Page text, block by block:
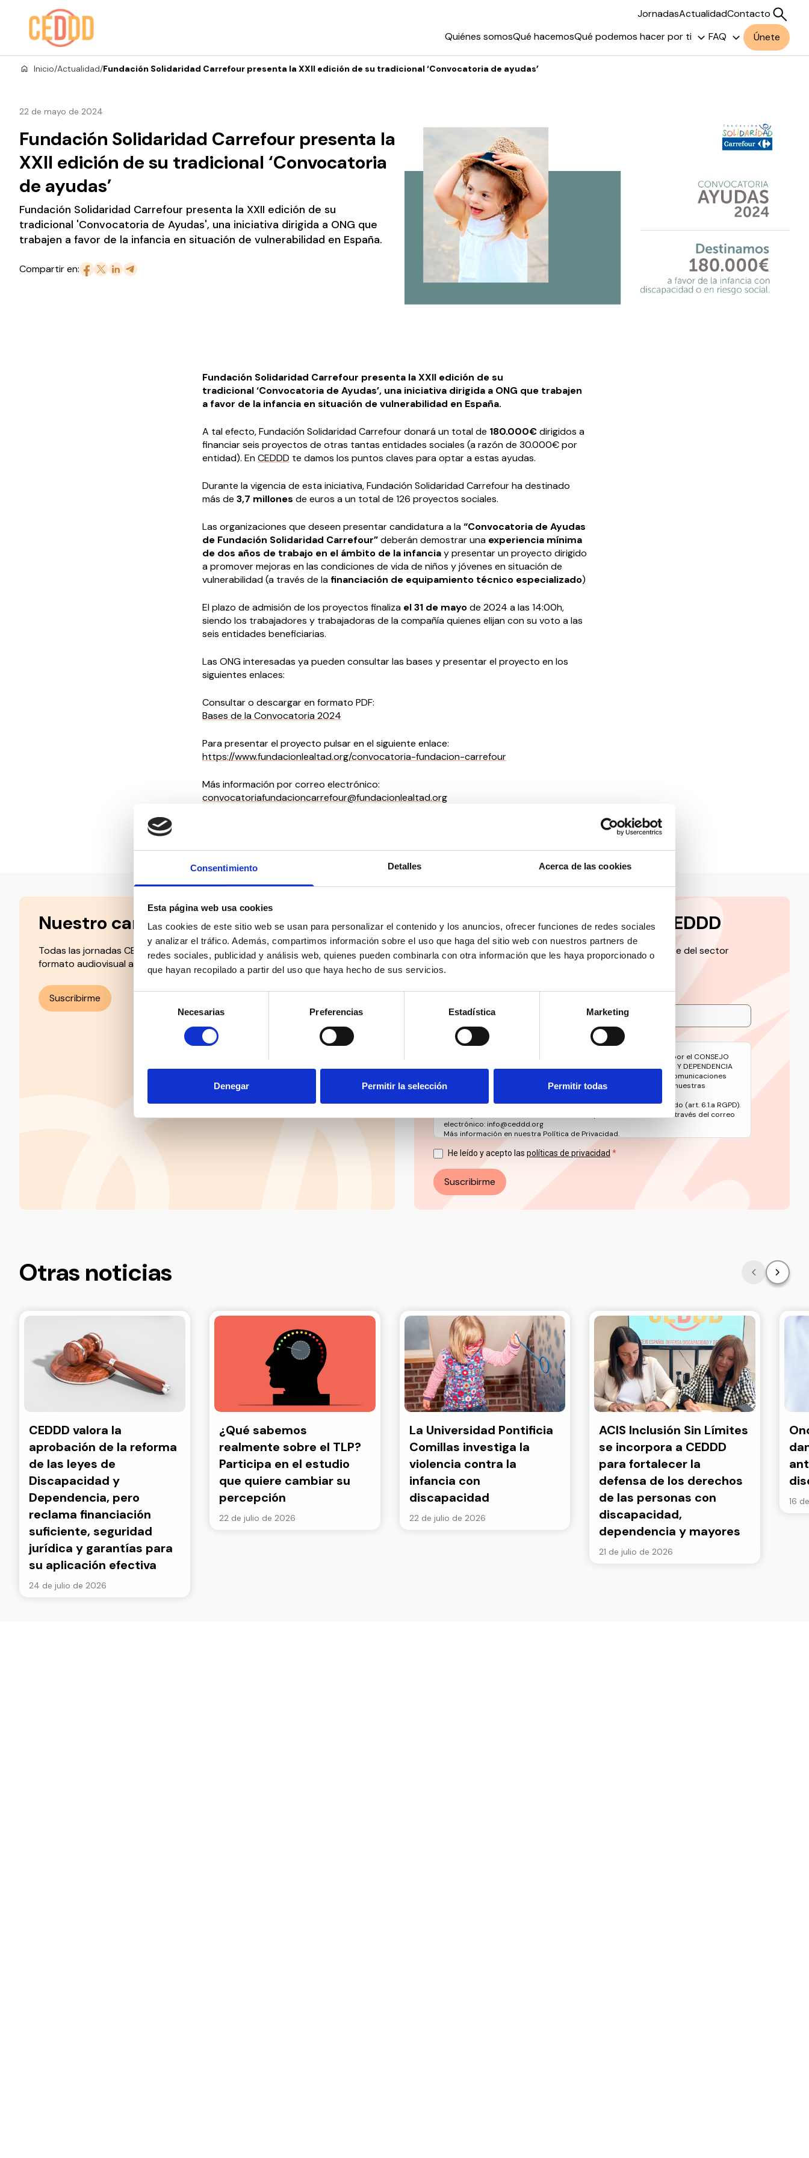
Consentimiento Detalles Acerca de las cookies
Esta página web usa cookies
Las cookies de este sitio web se usan para personalizar el contenido y los anuncios, ofrecer funciones de redes sociales
y analizar el tráfico. Además, compartimos información sobre el uso que haga del sitio web con nuestros partners de
redes sociales, publicidad y análisis web, quienes pueden combinarla con otra información que les haya proporcionado o
que hayan recopilado a partir del uso que haya hecho de sus servicios.
consentimiento
Necesarias Preferencias Estadística Marketing
Denegar Permitir la selección Permitir todas
Saltar al contenido
JornadasActualidadContacto
Quiénes somosQué hacemosQué podemos hacer por ti FAQ Únete
Inicio/Actualidad/Fundación Solidaridad Carrefour presenta la XXII edición de su tradicional ‘Convocatoria de ayudas’
22 de mayo de 2024
Fundación Solidaridad Carrefour presenta la
XXII edición de su tradicional ‘Convocatoria
de ayudas’
Fundación Solidaridad Carrefour presenta la XXII edición de su
tradicional 'Convocatoria de Ayudas', una iniciativa dirigida a ONG que
trabajen a favor de la infancia en situación de vulnerabilidad en España.
Compartir en:
Fundación Solidaridad Carrefour presenta la XXII edición de su
tradicional ‘Convocatoria de Ayudas’, una iniciativa dirigida a ONG que trabajen
a favor de la infancia en situación de vulnerabilidad en España.
A tal efecto, Fundación Solidaridad Carrefour donará un total de 180.000€dirigidos a
financiar seis proyectos de otras tantas entidades sociales (a razón de 30.000€ por
entidad). EnCEDDD te damos los puntos claves para optar a estas ayudas.
Durante la vigencia de esta iniciativa, Fundación Solidaridad Carrefour ha destinado
más de 3,7 millones de euros a un total de 126 proyectos sociales.
Las organizaciones que deseen presentar candidatura a la“Convocatoria de Ayudas
de Fundación Solidaridad Carrefour”deberán demostrar una experiencia mínima
de dos años de trabajo en el ámbito de la infanciay presentar un proyecto dirigido
a promover mejoras en las condiciones de vida de niños y jóvenes en situación de
vulnerabilidad (a través de la financiación de equipamiento técnico especializado)
El plazo de admisión de los proyectos finaliza el 31 de mayode 2024 a las 14:00h,
siendo los trabajadores y trabajadoras de la compañía quienes elijan con su voto a las
seis entidades beneficiarias.
Las ONG interesadas ya pueden consultar las bases y presentar el proyecto en los
siguientes enlaces:
Consultar o descargar en formato PDF:
Bases de la Convocatoria 2024
Para presentar el proyecto pulsar en el siguiente enlace:
https://www.fundacionlealtad.org/convocatoria-fundacion-carrefour
Más información por correo electrónico:
convocatoriafundacioncarrefour@fundacionlealtad.org
Nuestro canal de Youtube
Todas las jornadas CEDDD, el podcast ‘El Rincón Social’ y mucho más en
formato audiovisual a un solo clic.
Suscribirme
Suscríbete a la newsletter CEDDD
Mantente siempre al día de la información más relevante del sector
Email
Los datos facilitados a través de este formulario serán tratados por el CONSEJO
ESPAÑOL PARA LA DEFENSA DE LAS PERSONAS CON DISCAPACIDAD Y DEPENDENCIA
(CEDDD), con la finalidad de gestionar su suscripción y remitirle comunicaciones
informativas, novedades, noticias y contenidos relacionados con nuestras
La base jurídica del tratamiento es el consentimiento del interesado (art. 6.1.a RGPD).
Puede ejercer sus derechos en materia de protección de datos a través del correo
electrónico: info@ceddd.org
Más información en nuestra Política de Privacidad.
He leído y acepto las políticas de privacidad
Suscribirme
Otras noticias
CEDDD valora la
aprobación de la reforma
de las leyes de
Discapacidad y
Dependencia, pero
reclama financiación
suficiente, seguridad
jurídica y garantías para
su aplicación efectiva
24 de julio de 2026
¿Qué sabemos
realmente sobre el TLP?
Participa en el estudio
que quiere cambiar su
percepción
22 de julio de 2026
La Universidad Pontificia
Comillas investiga la
violencia contra la
infancia con
discapacidad
22 de julio de 2026
ACIS Inclusión Sin Límites
se incorpora a CEDDD
para fortalecer la
defensa de los derechos
de las personas con
discapacidad,
dependencia y mayores
21 de julio de 2026
16